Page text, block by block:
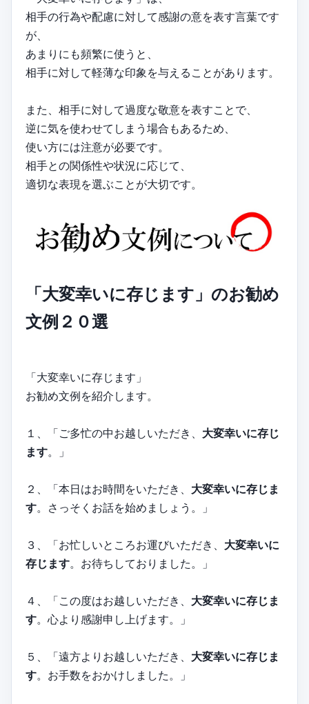
相手の行為や配慮に対して感謝の意を表す言葉です
が、
あまりにも頻繁に使うと、
相手に対して軽薄な印象を与えることがあります。
また、相手に対して過度な敬意を表すことで、
逆に気を使わせてしまう場合もあるため、
使い方には注意が必要です。
相手との関係性や状況に応じて、
適切な表現を選ぶことが大切です。
「大変幸いに存じます」のお勧め
文例２０選
「大変幸いに存じます」
お勧め文例を紹介します。
１、「ご多忙の中お越しいただき、 大変幸いに存じ
ます。」
２、「本日はお時間をいただき、 大変幸いに存じま
す。さっそくお話を始めましょう。」
３、「お忙しいところお運びいただき、 大変幸いに
存じます。お待ちしておりました。」
４、「この度はお越しいただき、 大変幸いに存じま
す。心より感謝申し上げます。」
５、「遠方よりお越しいただき、 大変幸いに存じま
す。お手数をおかけしました。」